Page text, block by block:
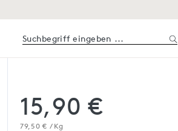
15,90 €
79,50 € / Kg